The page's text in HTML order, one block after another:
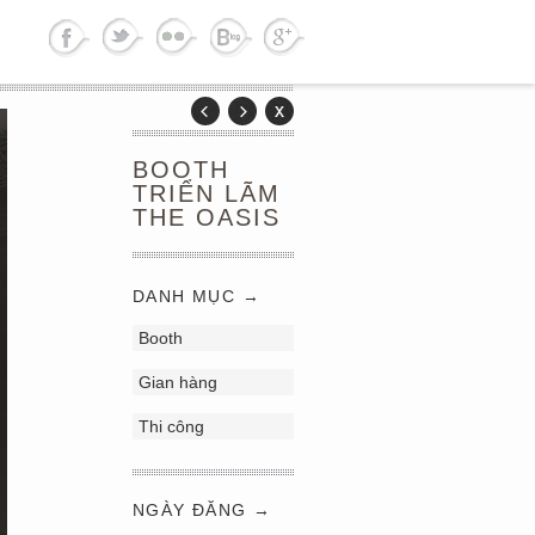
BOOTH
TRIỂN LÃM
THE OASIS
DANH MỤC →
Booth
Gian hàng
Thi công
NGÀY ĐĂNG →